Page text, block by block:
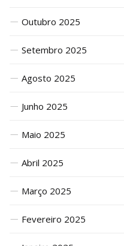
Outubro 2025
Setembro 2025
Agosto 2025
Junho 2025
Maio 2025
Abril 2025
Março 2025
Fevereiro 2025